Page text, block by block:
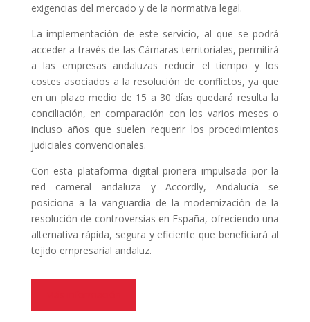
exigencias del mercado y de la normativa legal.
La implementación de este servicio, al que se podrá
acceder a través de las Cámaras territoriales, permitirá
a las empresas andaluzas reducir el tiempo y los
costes asociados a la resolución de conflictos, ya que
en un plazo medio de 15 a 30 días quedará resulta la
conciliación, en comparación con los varios meses o
incluso años que suelen requerir los procedimientos
judiciales convencionales.
Con esta plataforma digital pionera impulsada por la
red cameral andaluza y Accordly, Andalucía se
posiciona a la vanguardia de la modernización de la
resolución de controversias en España, ofreciendo una
alternativa rápida, segura y eficiente que beneficiará al
tejido empresarial andaluz.